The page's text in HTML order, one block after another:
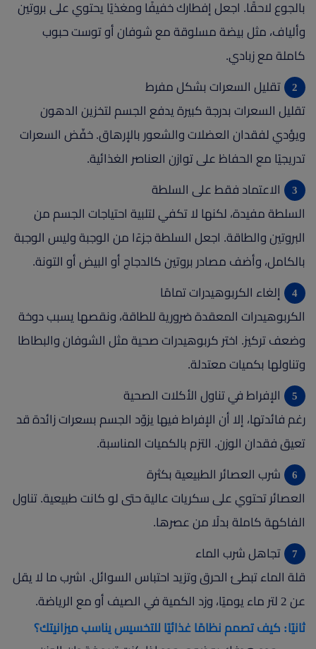
بالجوع لاحقًا. اجعل إفطارك خفيفًا ومغذيًا يحتوي على بروتين
وألياف، مثل بيضة مسلوقة مع شوفان أو توست حبوب
كاملة مع زبادي.
تقليل السعرات بشكل مفرط
تقليل السعرات بدرجة كبيرة يدفع الجسم لتخزين الدهون
ويؤدي لفقدان العضلات والشعور بالإرهاق. خفّض السعرات
تدريجيًا مع الحفاظ على توازن العناصر الغذائية.
الاعتماد فقط على السلطة
السلطة مفيدة، لكنها لا تكفي لتلبية احتياجات الجسم من
البروتين والطاقة. اجعل السلطة جزءًا من الوجبة وليس الوجبة
بالكامل، وأضف مصادر بروتين كالدجاج أو البيض أو التونة.
إلغاء الكربوهيدرات تمامًا
الكربوهيدرات المعقدة ضرورية للطاقة، ونقصها يسبب دوخة
وضعف تركيز. اختر كربوهيدرات صحية مثل الشوفان والبطاطا
وتناولها بكميات معتدلة.
الإفراط في تناول الأكلات الصحية
رغم فائدتها، إلا أن الإفراط فيها يزوّد الجسم بسعرات زائدة قد
تعيق فقدان الوزن. التزم بالكميات المناسبة.
شرب العصائر الطبيعية بكثرة
العصائر تحتوي على سكريات عالية حتى لو كانت طبيعية. تناول
الفاكهة كاملة بدلًا من عصرها.
تجاهل شرب الماء
قلة الماء تبطئ الحرق وتزيد احتباس السوائل. اشرب ما لا يقل
عن 2 لتر ماء يوميًا، وزد الكمية في الصيف أو مع الرياضة.
ثانيًا: كيف تصمم نظامًا غذائيًا للتخسيس يناسب ميزانيتك؟